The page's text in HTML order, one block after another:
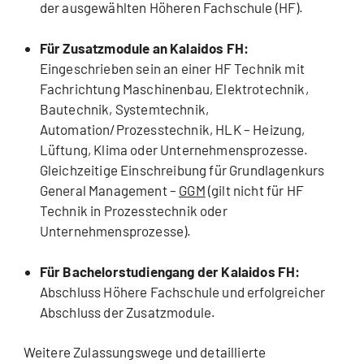
der ausgewählten Höheren Fachschule (HF).
Für Zusatzmodule an Kalaidos FH:
Eingeschrieben sein an einer HF Technik mit
Fachrichtung Maschinenbau, Elektrotechnik,
Bautechnik, Systemtechnik,
Automation/Prozesstechnik, HLK – Heizung,
Lüftung, Klima oder Unternehmensprozesse.
Gleichzeitige Einschreibung für Grundlagenkurs
General Management – GGM (gilt nicht für HF
Technik in Prozesstechnik oder
Unternehmensprozesse).
Für Bachelorstudiengang der Kalaidos FH:
Abschluss Höhere Fachschule und erfolgreicher
Abschluss der Zusatzmodule.
Weitere Zulassungswege und detaillierte